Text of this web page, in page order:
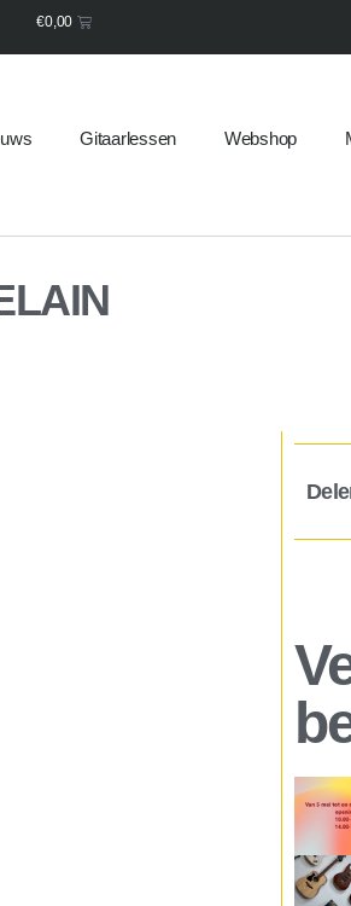
€0,00
Gitaarlessen Webshop